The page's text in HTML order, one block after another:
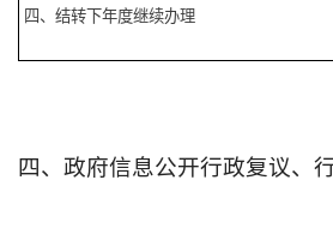
四、结转下年度继续办理
四、政府信息公开行政复议、